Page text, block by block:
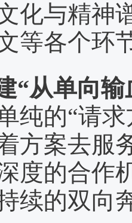
化与精神
等各个环
“从单向
纯的“请
方案去服
度的合作
续的双向